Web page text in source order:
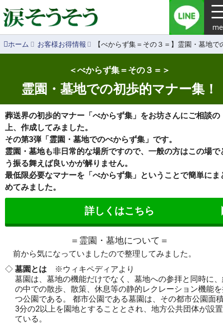
ホーム
お客様お得情報 【べからず集＝その３＝】霊園・墓地
＜べからず集＝その３＝＞
霊園・墓地での初歩的マナー集！
葬送界の初歩的マナー「べからず集」をお坊さんにご相談の
上、作成してみました。
その第3弾「霊園・墓地でのべからず集」です。
霊園・墓地も非日常的な場所ですので、一般の方はこの場で
う振る舞えば良いかが解りません。
最低限必要なマナーを「べからず集」ということで簡単にま
めてみました。
詳しくはこちら
＝霊園・墓地について＝
前から気になっていましたので整理してみました。
墓園とは ※ウィキペディアより
墓園は、墓地の機能だけでなく、墓地への参拝と同時に
の中での散歩、散策、休息等の静的レクレーション機能
つ公園である。 都市公園である墓園は、その都市公園面
3分の2以上を園地とすることとされ、地方公共団体が設
ている。